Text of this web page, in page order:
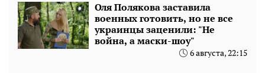
Оля Полякова заставила
военных готовить, но не все
украинцы заценили: "Не
война, а маски-шоу"
6 августа, 22:15